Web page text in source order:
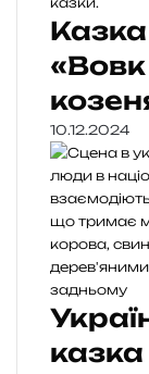
Казка
10.12.2024